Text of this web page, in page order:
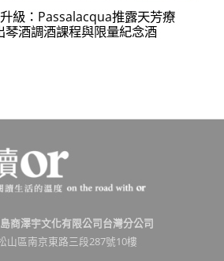
級：Passalacqua推露天芳療
酒調酒課程與限量紀念酒
商澤宇文化有限公司台灣分公司
山區南京東路三段287號10樓